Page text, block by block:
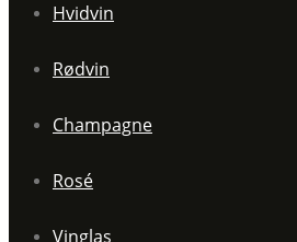
Hvidvin
Rødvin
Champagne
Rosé
Vinglas